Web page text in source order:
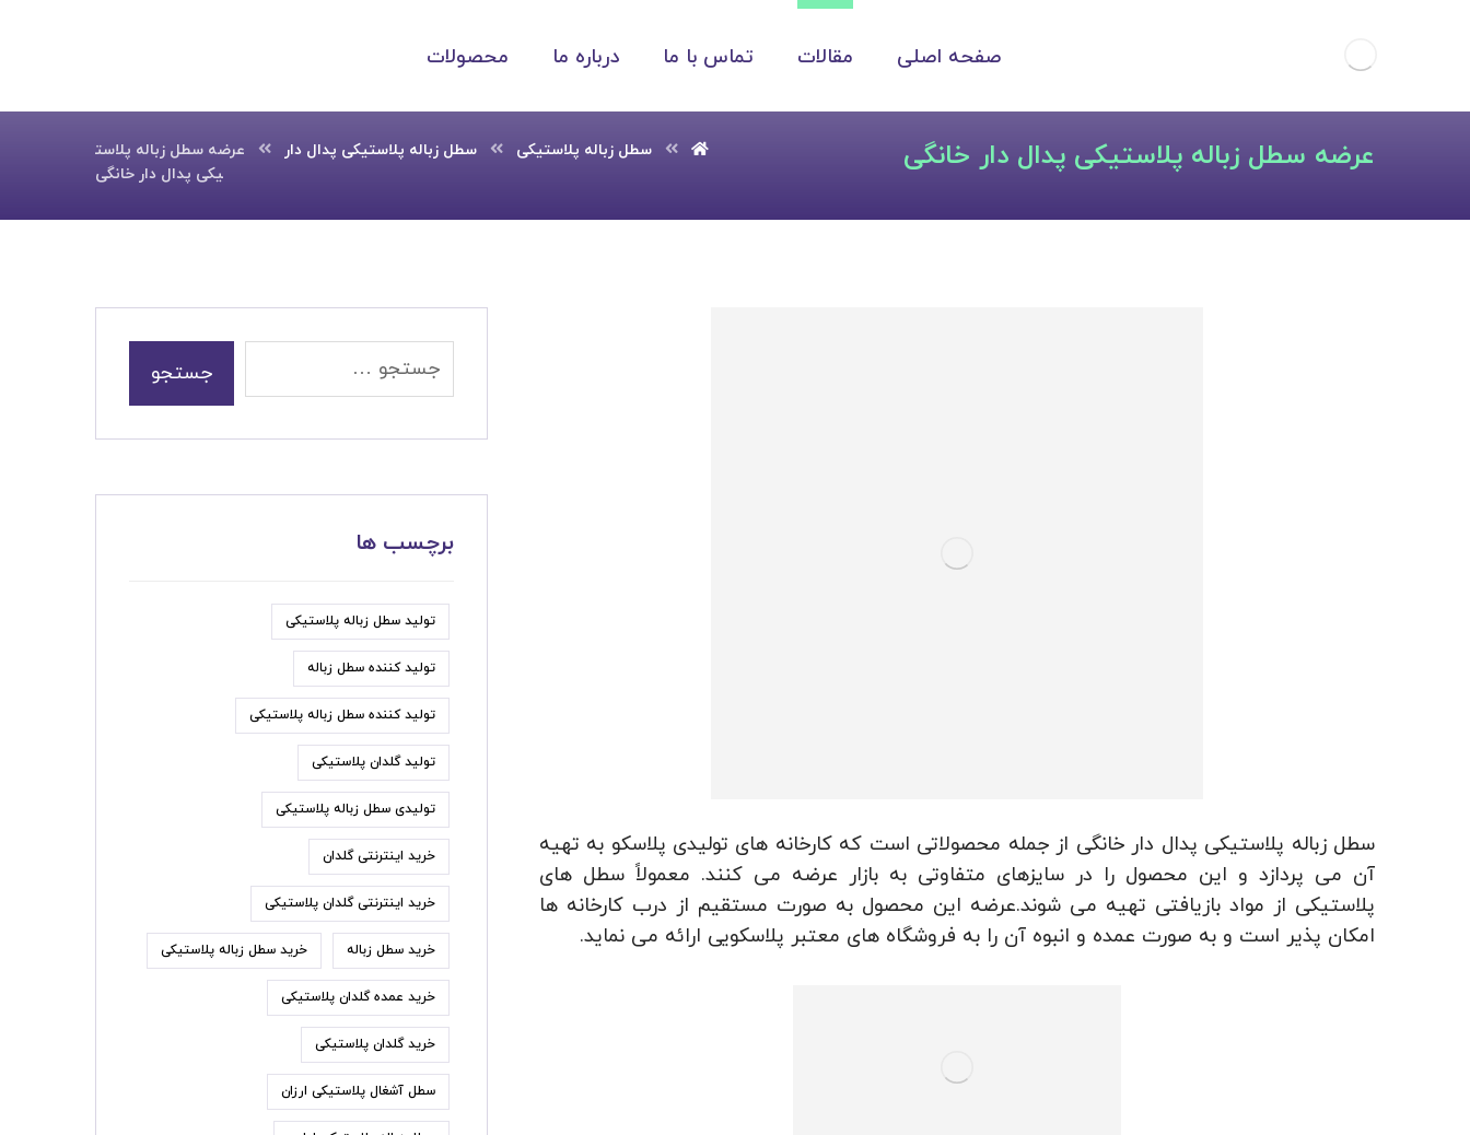
صفحه اصلی مقالات تماس با ما درباره ما محصولات
عرضه سطل زباله پلاستیکی پدال دار خانگی سطل زباله پلاستیکی سطل زباله پلاستیکی پدال دار
عرضه سطل زباله پلاست
یکی پدال دار خانگی
سطل زباله پلاستیکی پدال دار خانگی از جمله محصولاتی است که کارخانه های تولیدی پلاسکو به تهیه
آن می پردازد و این محصول را در سایزهای متفاوتی به بازار عرضه می کنند. معمولاً سطل های
پلاستیکی از مواد بازیافتی تهیه می شوند.عرضه این محصول به صورت مستقیم از درب کارخانه ها
امکان پذیر است و به صورت عمده و انبوه آن را به فروشگاه های معتبر پلاسکویی ارائه می نماید.
برچسب ها
تولید سطل زباله پلاستیکی
تولید کننده سطل زباله
تولید کننده سطل زباله پلاستیکی
تولید گلدان پلاستیکی
تولیدی سطل زباله پلاستیکی
خرید اینترنتی گلدان
خرید اینترنتی گلدان پلاستیکی
خرید سطل زباله خرید سطل زباله پلاستیکی
خرید عمده گلدان پلاستیکی
خرید گلدان پلاستیکی
سطل آشغال پلاستیکی ارزان